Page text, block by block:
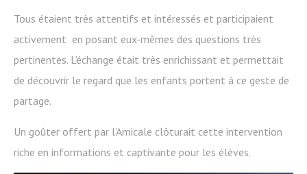
Tous étaient très attentifs et intéressés et participaient
activement en posant eux-mêmes des questions très
pertinentes. L’échange était très enrichissant et permettait
de découvrir le regard que les enfants portent à ce geste de
partage.
Un goûter offert par l’Amicale clôturait cette intervention
riche en informations et captivante pour les élèves.